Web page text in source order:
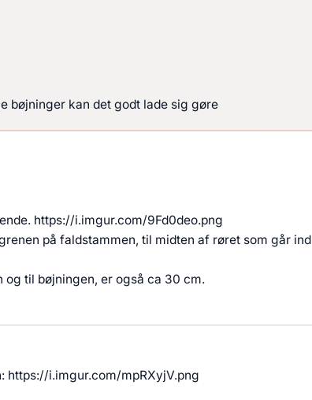
bøjninger kan det godt lade sig gøre
https://i.imgur.com/9Fd0deo.png
på faldstammen, til midten af røret som går ind
til bøjningen, er også ca 30 cm.
https://i.imgur.com/mpRXyjV.png